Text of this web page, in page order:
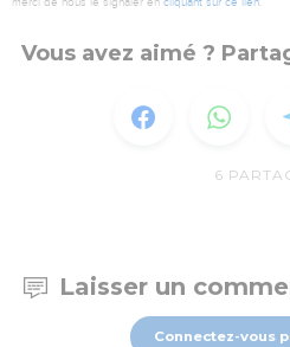
merci de nous le signaler en cliquant sur ce lien.
Vous avez aimé ?
6
Laisser un
Connectez-vous